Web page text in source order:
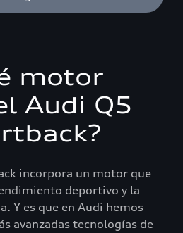
motor
Audi Q5
incorpora un motor que
deportivo y la
Y es que en Audi hemos
avanzadas tecnologías de